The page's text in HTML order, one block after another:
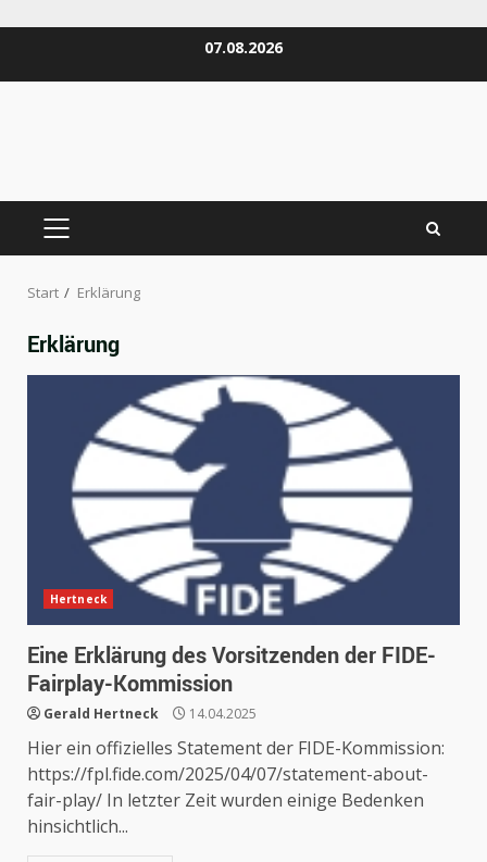
07.08.2026
PRIMÄRES
Start Erklärung
Erklärung
Hertneck
Eine Erklärung des Vorsitzenden der FIDE-
Fairplay-Kommission
Gerald Hertneck 14.04.2025
Hier ein offizielles Statement der FIDE-Kommission:
https://fpl.fide.com/2025/04/07/statement-about-
fair-play/ In letzter Zeit wurden einige Bedenken
hinsichtlich...